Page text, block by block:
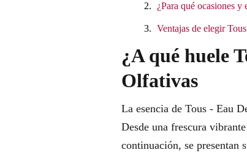
¿Para qué ocasiones y
Ventajas de elegir
¿A qué huele
Olfativas
La esencia de Tous - Eau
Desde una frescura
continuación, se presentan